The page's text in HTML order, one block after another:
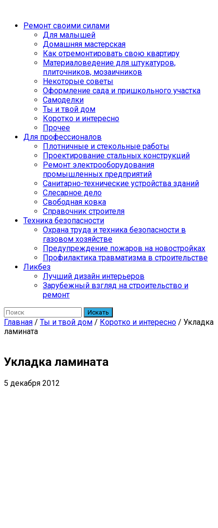
Ремонт своими силами
Для малышей
Домашняя мастерская
Как отремонтировать свою квартиру
Материаловедение для штукатуров,
плиточников, мозаичников
Некоторые советы
Оформление сада и пришкольного участка
Самоделки
Ты и твой дом
Коротко и интересно
Прочее
Для профессионалов
Плотничные и стекольные работы
Проектирование стальных конструкций
Ремонт электрооборудования
промышленных предприятий
Санитарно-технические устройства зданий
Слесарное дело
Свободная ковка
Справочник строителя
Техника безопасности
Охрана труда и техника безопасности в
газовом хозяйстве
Предупреждение пожаров на новостройках
Профилактика травматизма в строительстве
Ликбез
Лучший дизайн интерьеров
Зарубежный взгляд на строительство и
ремонт
Искать
Главная / Ты и твой дом / Коротко и интересно / Укладка
ламината
Укладка ламината
5 декабря 2012